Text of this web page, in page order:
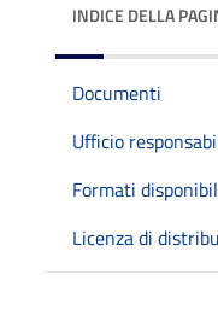
INDICE DELLA
Documenti
Ufficio
Formati
Licenza di